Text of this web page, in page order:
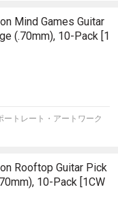
Mind Games Guitar
(.70mm), 10-Pack [1
トレート・アートワーク
Rooftop Guitar Pick
10-Pack [1CW